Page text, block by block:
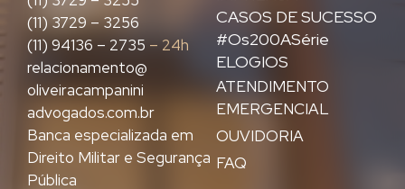
CASOS DE SUCESSO
#Os200ASérie
ELOGIOS
ATENDIMENTO
EMERGENCIAL
OUVIDORIA
FAQ
(11) 3729 – 3256
(11) 94136 – 2735 – 24h
relacionamento@
oliveiracampanini
advogados.com.br
Banca especializada em
Direito Militar e Segurança
Pública